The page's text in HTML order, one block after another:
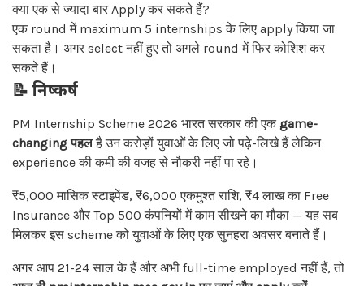
क्या एक से ज्यादा बार Apply कर सकते हैं?
एक round में maximum 5 internships के लिए apply किया जा
सकता है। अगर select नहीं हुए तो अगले round में फिर कोशिश कर
सकते हैं।
📝 निष्कर्ष
PM Internship Scheme 2026 भारत सरकार की एकgame-
changing पहलहै उन करोड़ों युवाओं के लिए जो पढ़े-लिखे हैं लेकिन
experience की कमी की वजह से नौकरी नहीं पा रहे।
₹5,000 मासिक स्टाइपेंड, ₹6,000 एकमुश्त राशि, ₹4 लाख का Free
Insurance और Top 500 कंपनियों में काम सीखने का मौका — यह सब
मिलकर इस scheme को युवाओं के लिए एक सुनहरा अवसर बनाते हैं।
अगर आप 21-24 साल के हैं और अभी full-time employed नहीं हैं, तो